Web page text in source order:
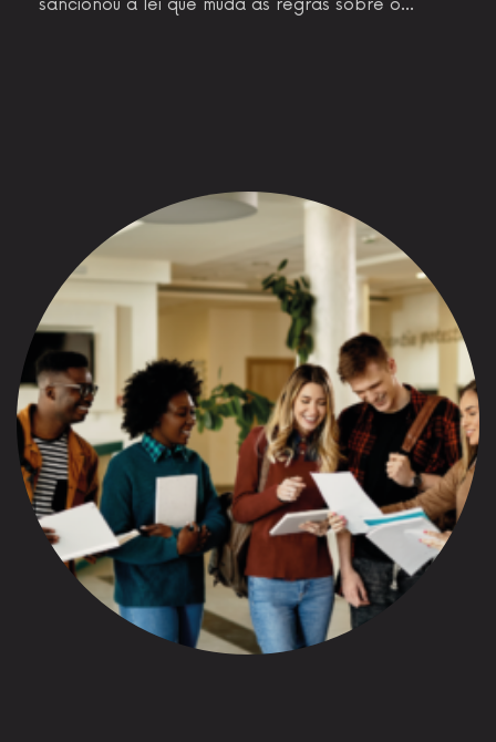
sancionou a lei que muda as regras sobre o…